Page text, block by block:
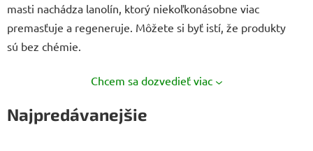
masti nachádza lanolín, ktorý niekoľkonásobne viac
premasťuje a regeneruje. Môžete si byť istí, že produkty
sú bez chémie.
Chcem sa dozvedieť viac
Najpredávanejšie